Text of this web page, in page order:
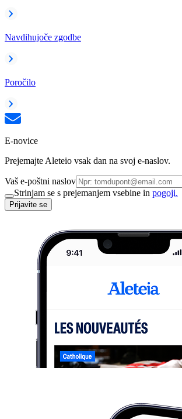
Navdihujoče zgodbe
Poročilo
E-novice
Prejemajte Aleteio vsak dan na svoj e-naslov.
Vaš e-poštni naslov
Strinjam se s prejemanjem vsebine in pogoji.
Prijavite se